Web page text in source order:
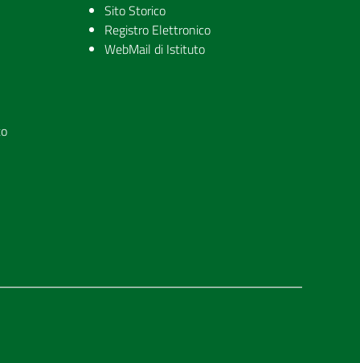
Sito Storico
Registro Elettronico
WebMail di Istituto